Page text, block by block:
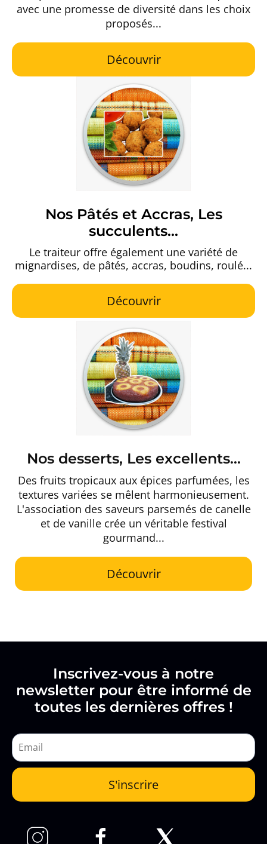
avec une promesse de diversité dans les choix
proposés...
Découvrir
Nos Pâtés et Accras, Les
succulents...
Le traiteur offre également une variété de
mignardises, de pâtés, accras, boudins, roulé...
Découvrir
Nos desserts, Les excellents...
Des fruits tropicaux aux épices parfumées, les
textures variées se mêlent harmonieusement.
L'association des saveurs parsemés de canelle
et de vanille crée un véritable festival
gourmand...
Découvrir
Inscrivez-vous à notre
newsletter pour être informé de
toutes les dernières offres !
S'inscrire